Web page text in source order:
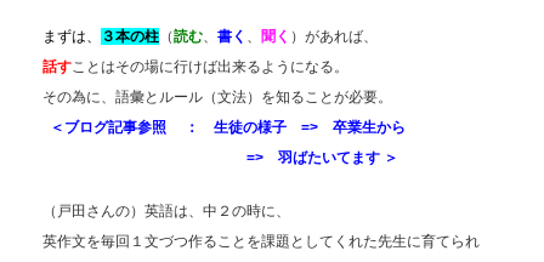
まずは、 ３本の柱 （読む、 書く 、 聞く ）があれば、
話すことはその場に行けば出来るようになる。
その為に、語彙とルール（文法）を知ることが必要。
＜ ブログ記事参照 ： 生徒の様子 => 卒業生から
=> 羽ばたいてます ＞
（戸田さんの）英語は、 中２の時に、
英作文を毎回１文づつ作ることを課題としてくれた先生に育てられ